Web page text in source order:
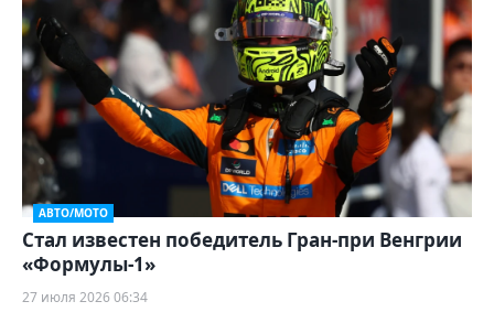
АВТО/МОТО
Стал известен победитель Гран-при Венгрии
«Формулы‑1»
27 июля 2026 06:34